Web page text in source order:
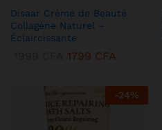
Disaar Crème de Beauté
Collagène Naturel –
Éclaircissante
1799 CFA
-24%